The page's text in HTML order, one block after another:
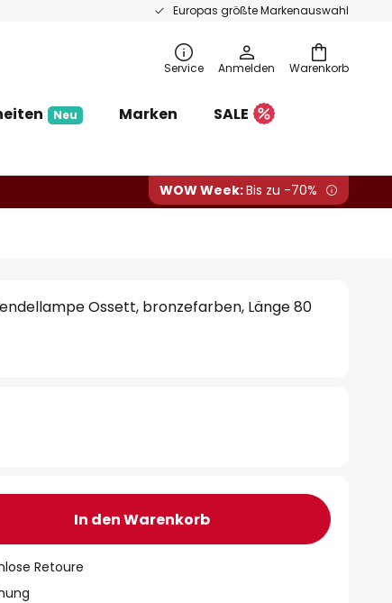
Europas größte Markenauswahl
Warenkorb
Service Anmelden
Neu Marken
SALE
WOW Week:Bis zu -70%
Ossett, bronzefarben, Länge 80
In den Warenkorb
Retoure